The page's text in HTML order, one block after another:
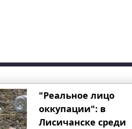
"Реальное лицо
оккупации": в
Лисичанске среди